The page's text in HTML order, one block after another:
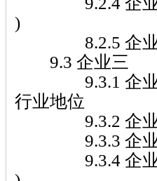
)
8.2.5 企业二
9.3 企业三
9.3.1 企业三
行业地位
9.3.2 企业三
9.3.3 企业三
9.3.4 企业三